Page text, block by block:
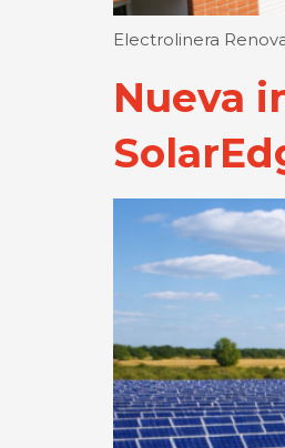
Electrolinera
Nueva